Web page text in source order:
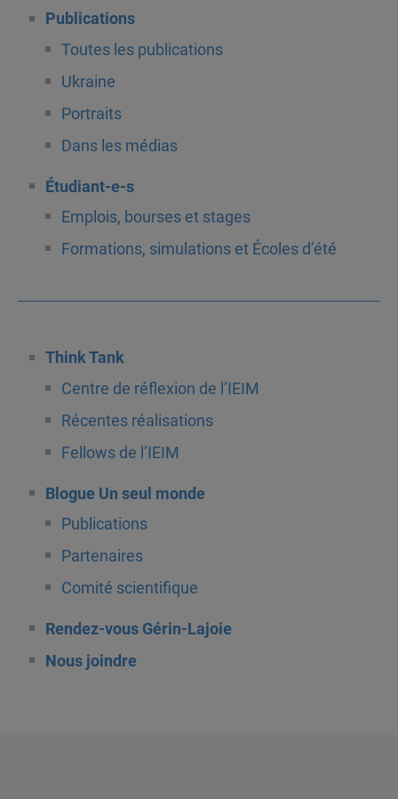
Publications
Toutes les publications
Ukraine
Portraits
Dans les médias
Étudiant-e-s
Emplois, bourses et stages
Formations, simulations et Écoles d’été
Think Tank
Centre de réflexion de l’IEIM
Récentes réalisations
Fellows de l’IEIM
Blogue Un seul monde
Publications
Partenaires
Comité scientifique
Rendez-vous Gérin-Lajoie
Nous joindre